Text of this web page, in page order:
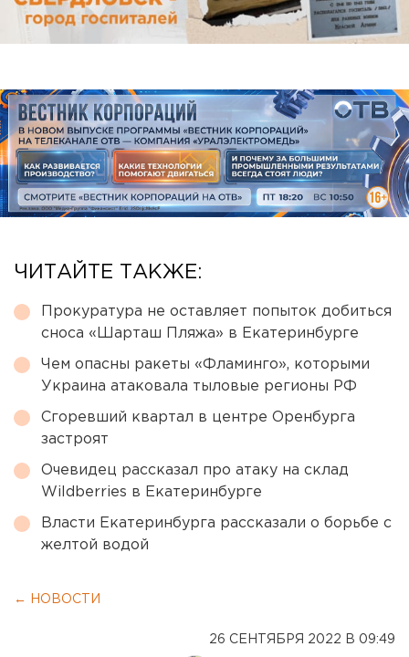
ЧИТАЙТЕ ТАКЖЕ:
Прокуратура не оставляет попыток добиться
сноса «Шарташ Пляжа» в Екатеринбурге
Чем опасны ракеты «Фламинго», которыми
Украина атаковала тыловые регионы РФ
Сгоревший квартал в центре Оренбурга
застроят
Очевидец рассказал про атаку на склад
Wildberries в Екатеринбурге
Власти Екатеринбурга рассказали о борьбе с
желтой водой
← НОВОСТИ
26 СЕНТЯБРЯ 2022 В 09:49